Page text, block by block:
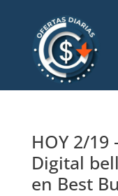
HOY 2/19
Digital
en Best